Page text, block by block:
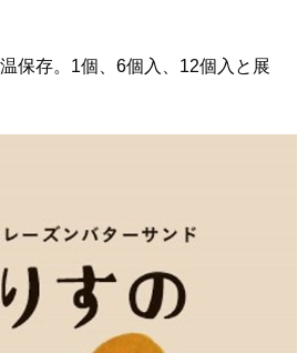
保存。1個、6個入、12個入と展